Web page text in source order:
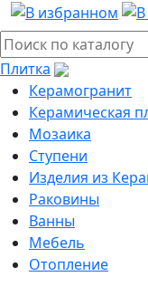
Плитка
Керамогранит
Керамическая
Мозаика
Ступени
Изделия из
Раковины
Ванны
Мебель
Отопление